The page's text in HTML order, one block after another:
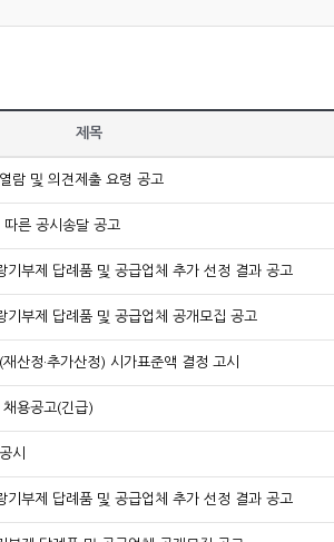
제목
람 및 의견제출 요령 공고
른 공시송달 공고
부제 답례품 및 공급업체 추가 선정 결과 공고
부제 답례품 및 공급업체 공개모집 공고
산정·추가산정) 시가표준액 결정 고시
용공고(긴급)
시
부제 답례품 및 공급업체 추가 선정 결과 공고